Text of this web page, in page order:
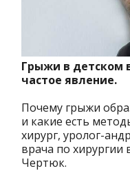
Грыжи в детском
частое явление.
Почему грыжи
и какие есть
хирург, уролог-
врача по
Чертюк.